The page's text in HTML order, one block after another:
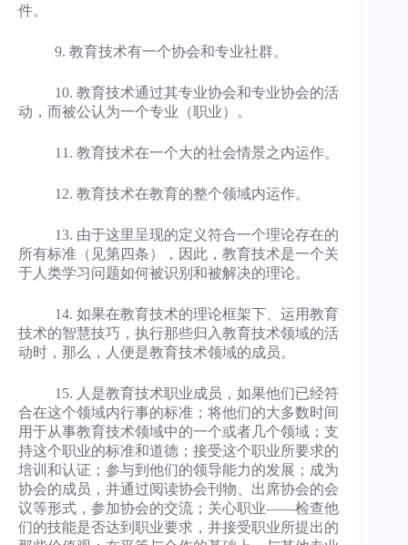
件。
9. 教育技术有一个协会和专业社群。
10. 教育技术通过其专业协会和专业协会的活
动，而被公认为一个专业（职业）。
11. 教育技术在一个大的社会情景之内运作。
12. 教育技术在教育的整个领域内运作。
13. 由于这里呈现的定义符合一个理论存在的
所有标准（见第四条），因此，教育技术是一个关
于人类学习问题如何被识别和被解决的理论。
14. 如果在教育技术的理论框架下、运用教育
技术的智慧技巧，执行那些归入教育技术领域的活
动时，那么，人便是教育技术领域的成员。
15. 人是教育技术职业成员，如果他们已经符
合在这个领域内行事的标准；将他们的大多数时间
用于从事教育技术领域中的一个或者几个领域；支
持这个职业的标准和道德；接受这个职业所要求的
培训和认证；参与到他们的领导能力的发展；成为
协会的成员，并通过阅读协会刊物、出席协会的会
议等形式，参加协会的交流；关心职业——检查他
们的技能是否达到职业要求，并接受职业所提出的